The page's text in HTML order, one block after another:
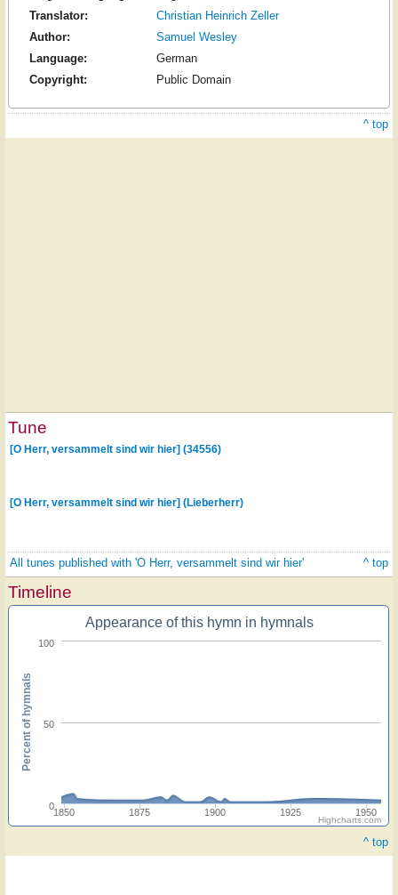
Translator:
Christian Heinrich Zeller
Author:
Samuel Wesley
Language:
German
Copyright:
Public Domain
^ top
Tune
[O Herr, versammelt sind wir hier] (34556)
[O Herr, versammelt sind wir hier] (Lieberherr)
All tunes published with 'O Herr, versammelt sind wir hier' ^ top
Timeline
Appearance of this hymn in hymnals
1850 1875 1900 1925 1950
0
50
100
Percent of hymnals
Highcharts.com
^ top